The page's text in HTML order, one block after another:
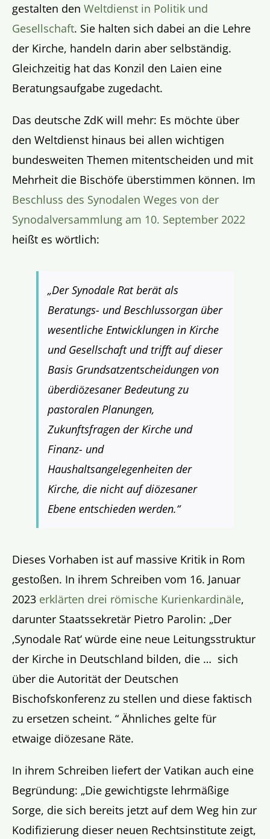
gestalten den Weltdienst in Politik und
Gesellschaft. Sie halten sich dabei an die Lehre
der Kirche, handeln darin aber selbständig.
Gleichzeitig hat das Konzil den Laien eine
Beratungsaufgabe zugedacht.
Das deutsche ZdK will mehr: Es möchte über
den Weltdienst hinaus bei allen wichtigen
bundesweiten Themen mitentscheiden und mit
Mehrheit die Bischöfe überstimmen können. Im
Beschluss des Synodalen Weges von der
Synodalversammlung am 10. September 2022
heißt es wörtlich:
„Der Synodale Rat berät als
Beratungs- und Beschlussorgan über
wesentliche Entwicklungen in Kirche
und Gesellschaft und trifft auf dieser
Basis Grundsatzentscheidungen von
überdiözesaner Bedeutung zu
pastoralen Planungen,
Zukunftsfragen der Kirche und
Finanz- und
Haushaltsangelegenheiten der
Kirche, die nicht auf diözesaner
Ebene entschieden werden.“
Dieses Vorhaben ist auf massive Kritik in Rom
gestoßen. In ihrem Schreiben vom 16. Januar
2023 erklärten drei römische Kurienkardinäle,
darunter Staatssekretär Pietro Parolin: „Der
‚Synodale Rat‘ würde eine neue Leitungsstruktur
der Kirche in Deutschland bilden, die … sich
über die Autorität der Deutschen
Bischofskonferenz zu stellen und diese faktisch
zu ersetzen scheint. “ Ähnliches gelte für
etwaige diözesane Räte.
In ihrem Schreiben liefert der Vatikan auch eine
Begründung: „Die gewichtigste lehrmäßige
Sorge, die sich bereits jetzt auf dem Weg hin zur
Kodifizierung dieser neuen Rechtsinstitute zeigt,